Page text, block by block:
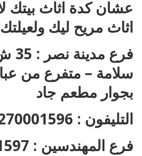
عشان كدة اثاث بيتك
اثاث مريح ليك ولعيلتك
سلامة – متفرع من
بجوار مطعم جاد
التليفون : 01270001596
فرع المهندسين : 01270001597